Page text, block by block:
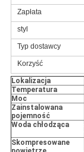
Zapłata
styl
Typ dostawcy
Korzyść
Lokalizacja
Temperatura
Moc
Zainstalowana
pojemność
Woda chłodząca
Skompresowane